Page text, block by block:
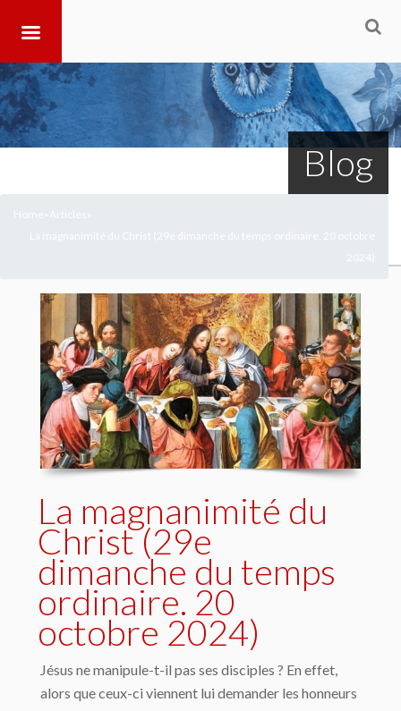
Blog
La magnanimité du
Christ (29e
dimanche du temps
ordinaire. 20
octobre 2024)
Jésus ne manipule-t-il pas ses disciples ? En effet,
alors que ceux-ci viennent lui demander les honneurs